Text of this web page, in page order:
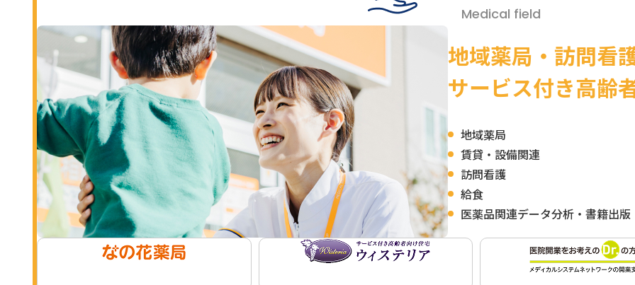
Medical field
地域薬局・訪問看
サービス付き高齢
地域薬局
賃貸・設備関連
訪問看護
給食
医薬品関連データ分析・書籍出版